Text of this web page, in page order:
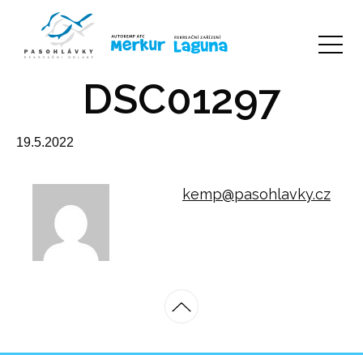
DSC01297
19.5.2022
kemp@pasohlavky.cz